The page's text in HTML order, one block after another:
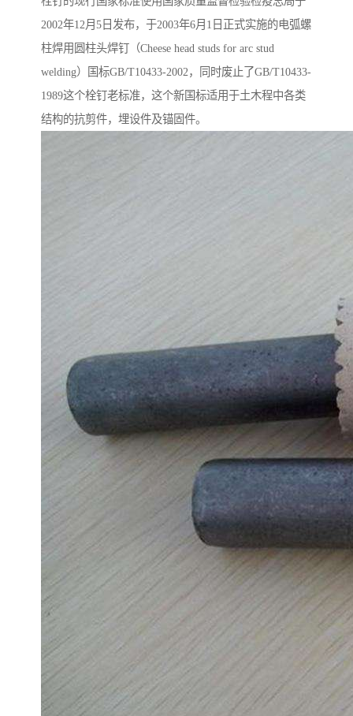
2002年12月5日发布，于2003年6月1日正式实施的电弧螺
柱焊用圆柱头焊钉（Cheese head studs for arc stud
welding）国标GB/T10433-2002，同时废止了GB/T10433-
1989这个栓钉老标准，这个新国标适用于土木程中各类
结构的抗剪件，埋设件及锚固件。